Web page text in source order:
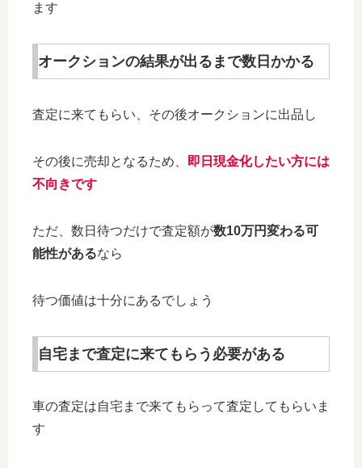
ます
オークションの結果が出るまで数日かかる
査定に来てもらい、その後オークションに出品し
その後に売却となるため、
即日現金化したい方には
不向きです
ただ、数日待つだけで査定額が数10万円変わる可
能性があるなら
待つ価値は十分にあるでしょう
自宅まで査定に来てもらう必要がある
車の査定は自宅まで来てもらって査定してもらいま
す